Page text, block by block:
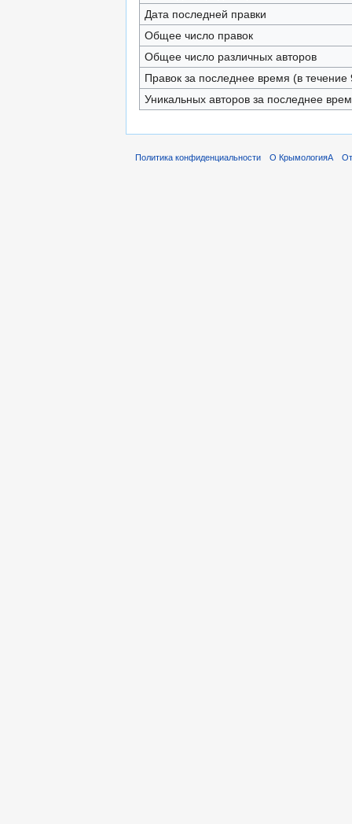
Дата последней правки
Общее число правок
Общее число различных авторов
Правок за последнее время (в течение
Уникальных авторов за последнее
Политика конфиденциальности О КрымологияА